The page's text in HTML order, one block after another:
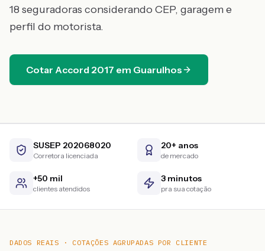
18 seguradoras considerando CEP, garagem e
perfil do motorista.
Cotar Accord 2017 em Guarulhos
SUSEP 202068020
Corretora licenciada
20+ anos
de mercado
+50 mil
clientes atendidos
3 minutos
pra sua cotação
DADOS REAIS · COTAÇÕES AGRUPADAS POR CLIENTE